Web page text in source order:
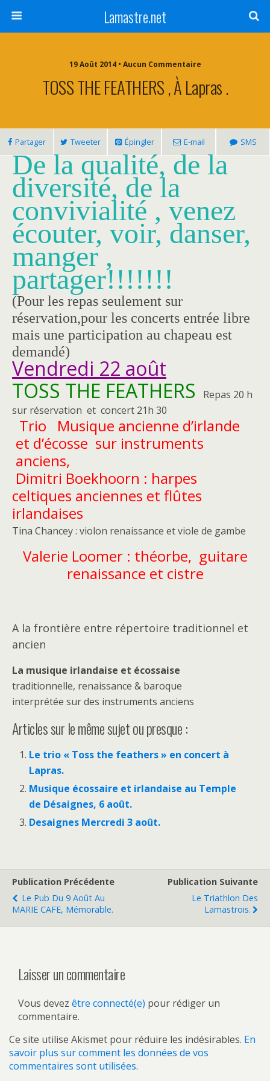
Lamastre.net
19 Août 2014 • Aucun Commentaire
TOSS THE FEATHERS , À Lapras .
Partager Tweeter Épingler E-mail SMS
De la qualité, de la
diversité, de la
convivialité , venez
écouter, voir, danser,
manger ,
partager!!!!!!!
(Pour les repas seulement sur
réservation,pour les concerts entrée libre
mais une participation au chapeau est
demandé)
Vendredi 22 août
TOSS THE FEATHERS
Repas 20 h
sur réservation et concert 21h 30
Trio Musique ancienne d’irlande
et d’écosse sur instruments
anciens,
Dimitri Boekhoorn : harpes
celtiques anciennes et flûtes
irlandaises
Tina Chancey : violon renaissance et viole de gambe
Valerie Loomer : théorbe, guitare
renaissance et cistre
A la frontière entre répertoire traditionnel et
ancien
La musique irlandaise et écossaise
traditionnelle, renaissance & baroque
interprétée sur des instruments anciens
Articles sur le même sujet ou presque :
Le trio « Toss the feathers » en concert à
Lapras.
Musique écossaire et irlandaise au Temple
de Désaignes, 6 août.
Desaignes Mercredi 3 août.
Publication Précédente
Le Pub Du 9 Août Au
MARIE CAFE, Mémorable.
Publication Suivante
Le Triathlon Des
Lamastrois.
Laisser un commentaire
Vous devez être connecté(e) pour rédiger un
commentaire.
Ce site utilise Akismet pour réduire les indésirables. En
savoir plus sur comment les données de vos
commentaires sont utilisées.